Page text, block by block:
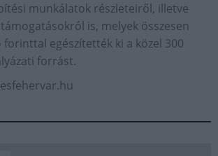
munkálatok részleteiről, illetve
is, melyek összesen
egészítették ki a közel 300
forrást.